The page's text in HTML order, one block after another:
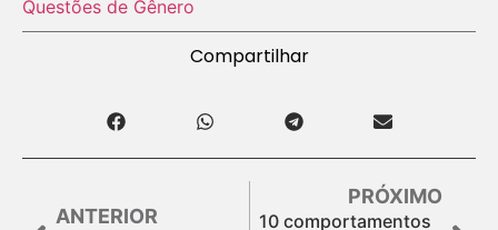
Questões de Gênero
Compartilhar
ANTERIOR
PRÓXIMO
10 comportamentos